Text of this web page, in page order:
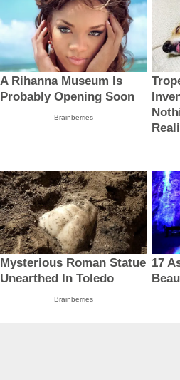
A Rihanna Museum Is
Probably Opening Soon
Brainberries
Mysterious Roman Statue
Unearthed In Toledo
Brainberries
17